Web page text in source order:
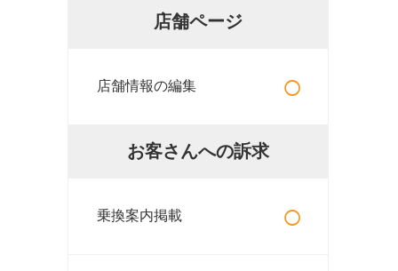
店舗ページ
店舗情報の編集 ○
お客さんへの訴求
乗換案内掲載 ○